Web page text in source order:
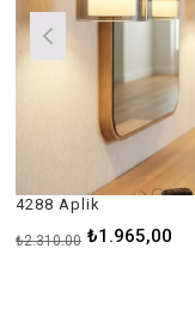
Aplik
₺1.965,00